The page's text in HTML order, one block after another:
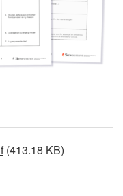
(413.18 KB)